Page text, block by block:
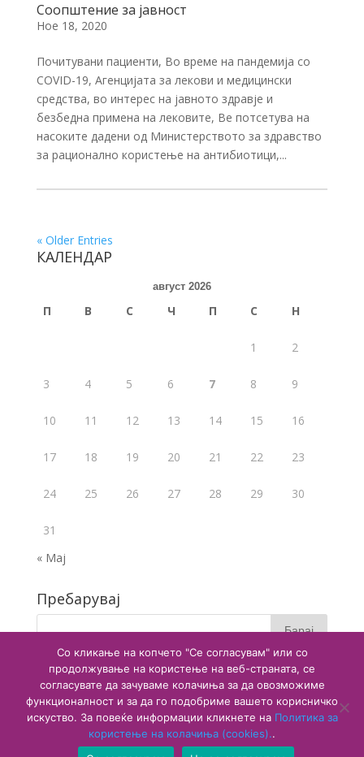
Соопштение за јавност
Ное 18, 2020
Почитувани пациенти, Во време на пандемија со
COVID-19, Агенцијата за лекови и медицински
средства, во интерес на јавното здравје и
безбедна примена на лековите, Ве потсетува на
насоките дадени од Министерството за здравство
за рационално користење на антибиотици,...
« Older Entries
КАЛЕНДАР
август 2026
П В С Ч П С Н
1 2
3 4 5 6 7 8 9
10 11 12 13 14 15 16
17 18 19 20 21 22 23
24 25 26 27 28 29 30
31
« Мај
Пребарувај
Copyright © 2020 Агенција за лекови и медицински
Со кликање на копчето "Се согласувам" или со
продолжување на користење на веб-страната, се
согласувате да зачуваме колачиња за да овозможиме
функционалност и за да го подобриме вашето корисничко
искуство. За повеќе информации кликнете на Политика за
користење на колачиња (cookies)..